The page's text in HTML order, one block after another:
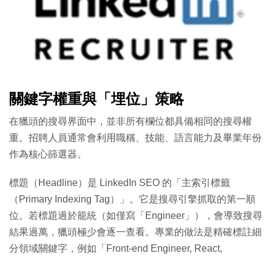
關鍵字權重與「埋位」策略
在獵頭的搜尋界面中，並非所有欄位都具備相同的搜尋權
重。招聘人員通常會利用職稱、技能、語言能力及畢業年份
作為核心篩選器。
標題（Headline）是 LinkedIn SEO 的「主索引標籤
（Primary Indexing Tag）」。它是搜尋引擎抓取的第一順
位。若標題過於籠統（如僅寫「Engineer」），會導致搜尋
結果過萬，獵頭極少會逐一查看。專業的做法是精確標註細
分領域關鍵字，例如「Front-end Engineer, React,